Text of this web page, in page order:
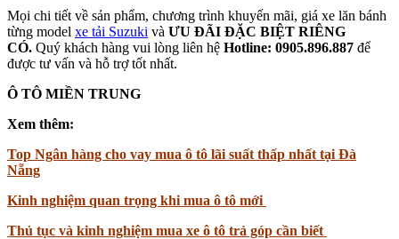
Mọi chi tiết về sản phẩm, chương trình khuyến mãi, giá xe lăn bánh
từng model xe tải Suzuki và ƯU ĐÃI ĐẶC BIỆT RIÊNG
CÓ. Quý khách hàng vui lòng liên hệ Hotline: 0905.896.887 để
được tư vấn và hỗ trợ tốt nhất.
Ô TÔ MIỀN TRUNG
Xem thêm:
Top Ngân hàng cho vay mua ô tô lãi suất thấp nhất tại Đà
Nẵng
Kinh nghiệm quan trọng khi mua ô tô mới
Thủ tục và kinh nghiệm mua xe ô tô trả góp cần biết